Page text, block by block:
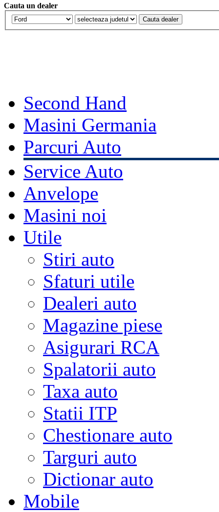
Cauta un dealer
Second Hand
Masini Germania
Parcuri Auto
Service Auto
Anvelope
Masini noi
Utile
Stiri auto
Sfaturi utile
Dealeri auto
Magazine piese
Asigurari RCA
Spalatorii auto
Taxa auto
Statii ITP
Chestionare auto
Targuri auto
Dictionar auto
Mobile